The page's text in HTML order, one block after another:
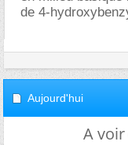
de 4-
Aujourd'hui
A